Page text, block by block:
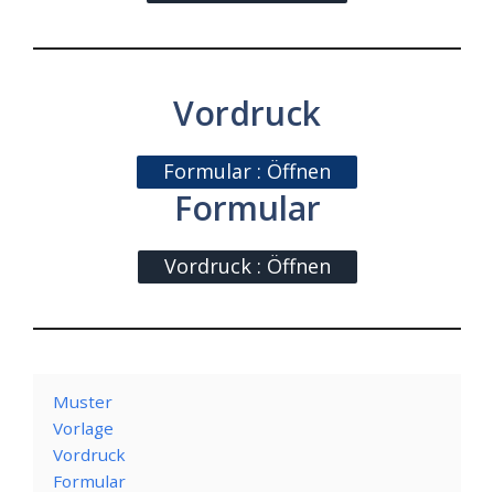
Vordruck
Formular : Öffnen
Formular
Vordruck : Öffnen
Muster
Vorlage
Vordruck
Formular